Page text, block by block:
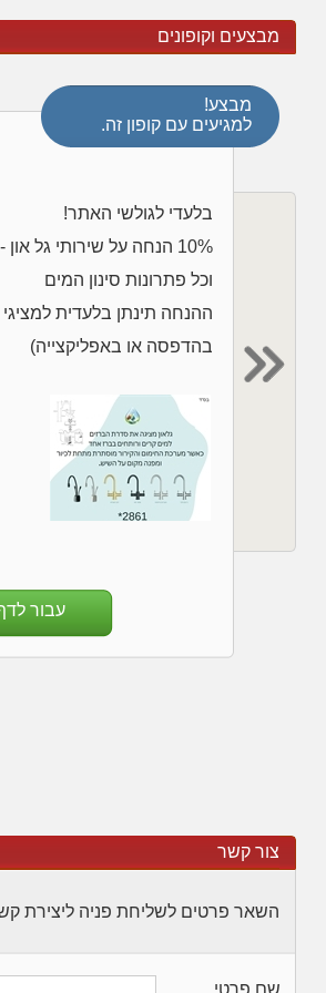
מבצעים וקופונים
בלעדי לגולשי האתר!
10% הנחה על שירותי גל
וכל פתרונות סינון המים
ההנחה תינתן בלעדית למציגי
בהדפסה או באפליקצייה)
מבצע!
למגיעים עם קופון זה.
עבור
צור קשר
שם פרטי
השאר פרטים לשליחת פניה ליצירת